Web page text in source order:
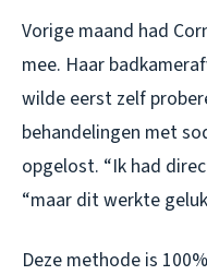
Vorige maand had
mee. Haar
wilde eerst zelf
behandelingen met
opgelost. “Ik had
“maar dit werkte
Deze methode is